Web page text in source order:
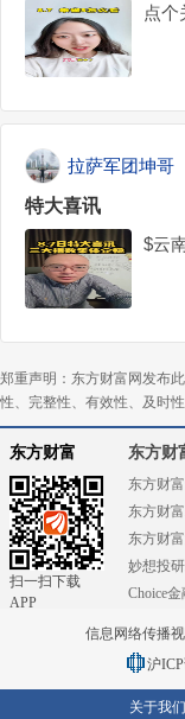
点个
拉萨军团坤哥
特大喜讯
$云
郑重声明：东方财富网发布
性、完整性、有效性、及时
东方财富
扫一扫下载
APP
东方财
东方财
东方财
东方财
妙想投
Choice
信息网络传播
沪
关于我们